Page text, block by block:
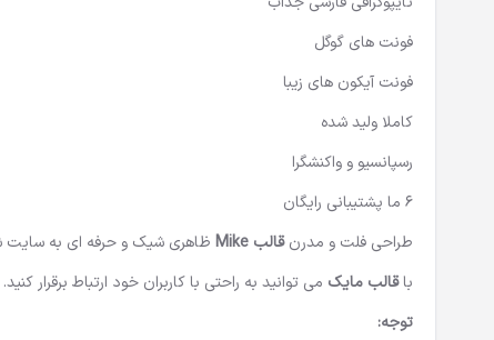
فونت های گوگل
فونت آیکون های زیبا
کاملا ولید شده
رسپانسیو و واکنشگرا
6 ما پشتیبانی رایگان
طراحی فلت و مدرنقالب Mike
ظاهری شیک و حرفه ای به سایت
باقالب مایک می توانید به راحتی با کاربران خود ارتباط برقرار کنید.
توجه: